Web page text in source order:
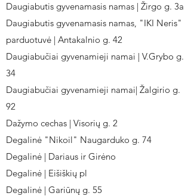
Daugiabutis gyvenamasis namas | Žirgo g. 3a
Daugiabutis gyvenamasis namas, "IKI Neris"
parduotuvė | Antakalnio g. 42
Daugiabučiai gyvenamieji namai | V.Grybo g.
34
Daugiabučiai gyvenamieji namai| Žalgirio g.
92
Dažymo cechas | Visorių g. 2
Degalinė "Nikoil" Naugarduko g. 74
Degalinė | Dariaus ir Girėno
Degalinė | Eišiškių pl
Degalinė | Gariūnų g. 55